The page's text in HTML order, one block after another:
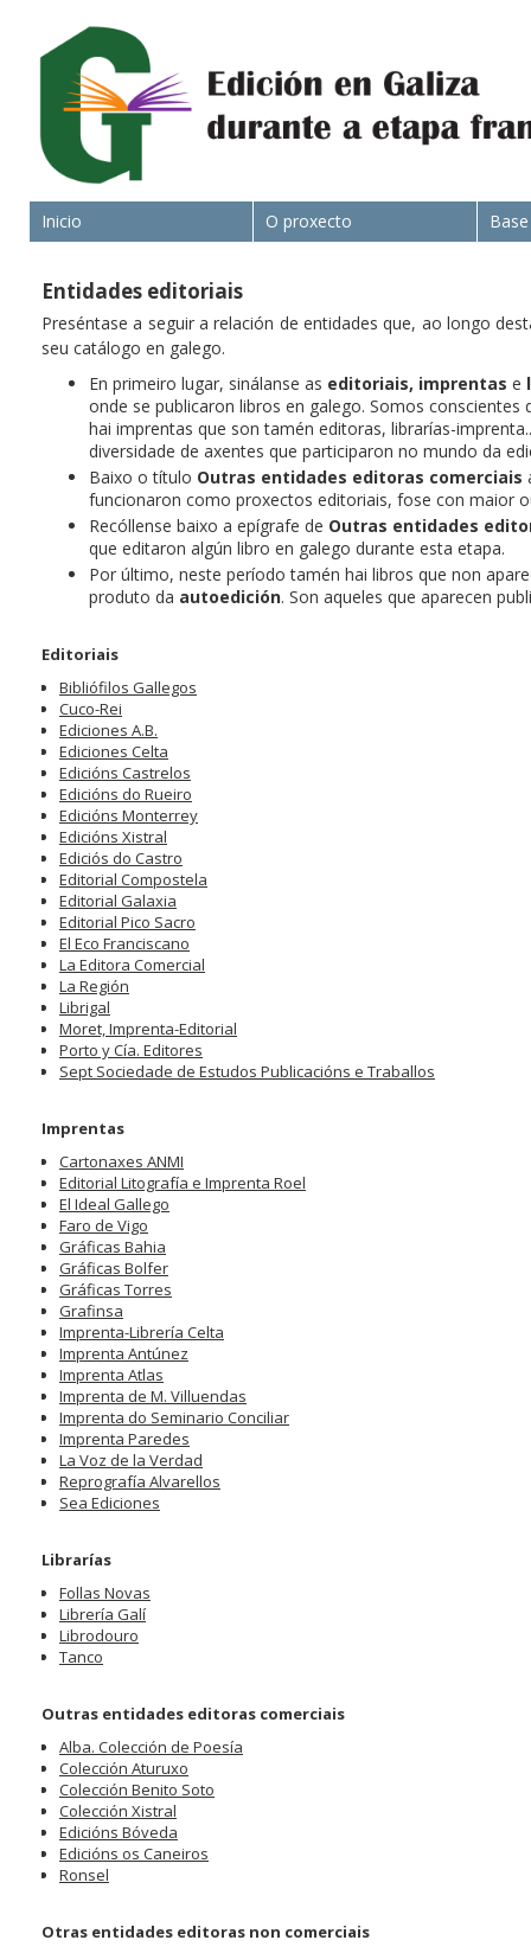
Inicio O proxecto
Entidades editoriais
Preséntase a seguir a relación de entidades que, ao longo
seu catálogo en galego.
En primeiro lugar, sinálanse as editoriais, imprentas e
onde se publicaron libros en galego. Somos
hai imprentas que son tamén editoras, librarías-
diversidade de axentes que participaron no mundo da
Baixo o título Outras entidades editoras comerciais
funcionaron como proxectos editoriais, fose con maior
Recóllense baixo a epígrafe de Outras entidades
que editaron algún libro en galego durante esta etapa.
Por último, neste período tamén hai libros que non
produto da autoedición. Son aqueles que aparecen
Editoriais
Bibliófilos Gallegos
Cuco-Rei
Ediciones A.B.
Ediciones Celta
Edicións Castrelos
Edicións do Rueiro
Edicións Monterrey
Edicións Xistral
Ediciós do Castro
Editorial Compostela
Editorial Galaxia
Editorial Pico Sacro
El Eco Franciscano
La Editora Comercial
La Región
Librigal
Moret, Imprenta-Editorial
Porto y Cía. Editores
Sept Sociedade de Estudos Publicacións e Traballos
Imprentas
Cartonaxes ANMI
Editorial Litografía e Imprenta Roel
El Ideal Gallego
Faro de Vigo
Gráficas Bahia
Gráficas Bolfer
Gráficas Torres
Grafinsa
Imprenta-Librería Celta
Imprenta Antúnez
Imprenta Atlas
Imprenta de M. Villuendas
Imprenta do Seminario Conciliar
Imprenta Paredes
La Voz de la Verdad
Reprografía Alvarellos
Sea Ediciones
Librarías
Follas Novas
Librería Galí
Librodouro
Tanco
Outras entidades editoras comerciais
Alba. Colección de Poesía
Colección Aturuxo
Colección Benito Soto
Colección Xistral
Edicións Bóveda
Edicións os Caneiros
Ronsel
Otras entidades editoras non comerciais